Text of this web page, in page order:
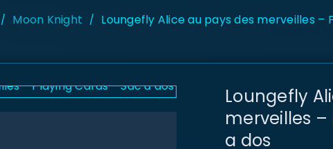
/ Moon Knight / Loungefly Alice au pays des merveilles –
Loungefly
merveilles –
a dos